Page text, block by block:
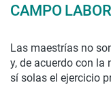
CAMPO
Las maestrías no
y, de acuerdo con
sí solas el ejercicio